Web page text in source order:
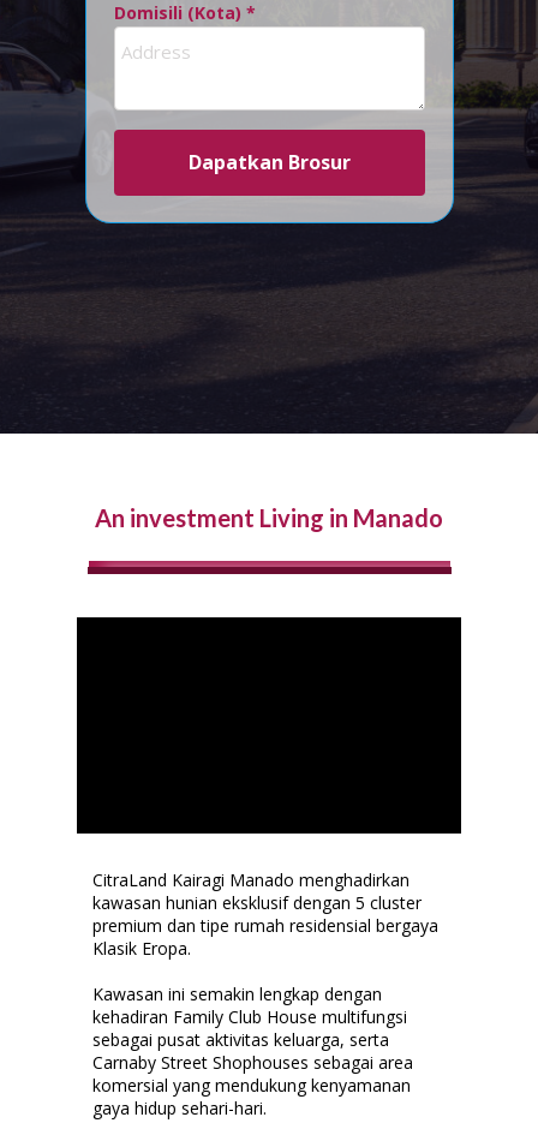
Domisili (Kota) *
Dapatkan Brosur
CitraLand Kairagi Manado menghadirkan
kawasan hunian eksklusif dengan 5 cluster
premium dan tipe rumah residensial bergaya
Klasik Eropa.
Kawasan ini semakin lengkap dengan
kehadiran Family Club House multifungsi
sebagai pusat aktivitas keluarga, serta
Carnaby Street Shophouses sebagai area
komersial yang mendukung kenyamanan
gaya hidup sehari-hari.
An investment Living in Manado